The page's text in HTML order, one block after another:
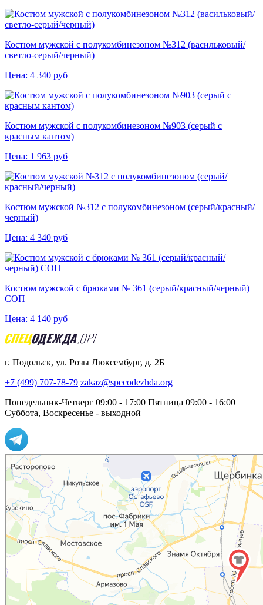
Костюм мужской с полукомбинезоном №312 (васильковый/
светло-серый/черный)
Цена: 4 340 руб
Костюм мужской с полукомбинезоном №903 (серый с
красным кантом)
Цена: 1 963 руб
Костюм мужской №312 с полукомбинезоном (серый/красный/
черный)
Цена: 4 340 руб
Костюм мужской с брюками № 361 (серый/красный/черный)
СОП
Цена: 4 140 руб
г. Подольск, ул. Розы Люксембург, д. 2Б
+7 (499) 707-78-79 zakaz@specodezhda.org
Понедельник-Четверг 09:00 - 17:00 Пятница 09:00 - 16:00
Суббота, Воскресенье - выходной